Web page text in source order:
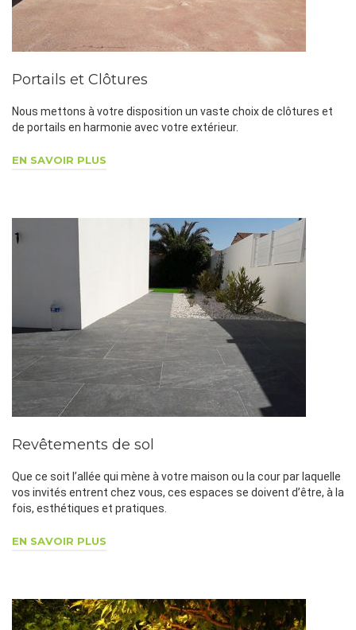
Portails et Clôtures
Nous mettons à votre disposition un vaste choix de clôtures et
de portails en harmonie avec votre extérieur.
EN SAVOIR PLUS
Revêtements de sol
Que ce soit l’allée qui mène à votre maison ou la cour par laquelle
vos invités entrent chez vous, ces espaces se doivent d’être, à la
fois, esthétiques et pratiques.
EN SAVOIR PLUS